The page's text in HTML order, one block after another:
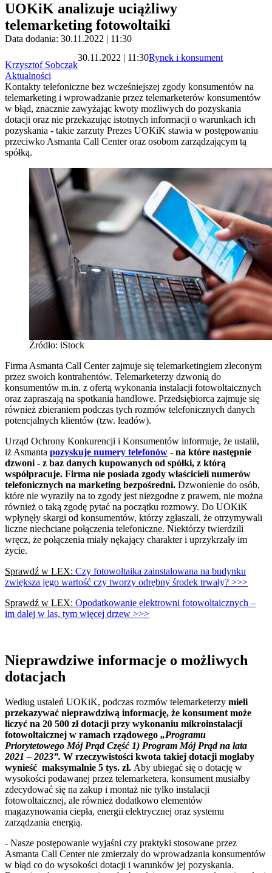
UOKiK analizuje uciążliwy
telemarketing fotowoltaiki
Data dodania: 30.11.2022 | 11:30
Krzysztof Sobczak
30.11.2022 | 11:30Rynek i konsument
Aktualności
Kontakty telefoniczne bez wcześniejszej zgody konsumentów na
telemarketing i wprowadzanie przez telemarketerów konsumentów
w błąd, znacznie zawyżając kwoty możliwych do pozyskania
dotacji oraz nie przekazując istotnych informacji o warunkach ich
pozyskania - takie zarzuty Prezes UOKiK stawia w postępowaniu
przeciwko Asmanta Call Center oraz osobom zarządzającym tą
spółką.
Źródło: iStock
Firma Asmanta Call Center zajmuje się telemarketingiem zleconym
przez swoich kontrahentów. Telemarketerzy dzwonią do
konsumentów m.in. z ofertą wykonania instalacji fotowoltaicznych
oraz zapraszają na spotkania handlowe. Przedsiębiorca zajmuje się
również zbieraniem podczas tych rozmów telefonicznych danych
potencjalnych klientów (tzw. leadów).
Urząd Ochrony Konkurencji i Konsumentów informuje, że ustalił,
iż Asmanta pozyskuje numery telefonów - na które następnie
dzwoni - z baz danych kupowanych od spółki, z którą
współpracuje. Firma nie posiada zgody właścicieli numerów
telefonicznych na marketing bezpośredni. Dzwonienie do osób,
które nie wyraziły na to zgody jest niezgodne z prawem, nie można
również o taką zgodę pytać na początku rozmowy. Do UOKiK
wpłynęły skargi od konsumentów, którzy zgłaszali, że otrzymywali
liczne niechciane połączenia telefoniczne. Niektórzy twierdzili
wręcz, że połączenia miały nękający charakter i uprzykrzały im
życie.
Sprawdź w LEX: Czy fotowoltaika zainstalowana na budynku
zwiększa jego wartość czy tworzy odrębny środek trwały? >>>
Sprawdź w LEX: Opodatkowanie elektrowni fotowoltaicznych –
im dalej w las, tym więcej drzew >>>
Nieprawdziwe informacje o możliwych
dotacjach
Według ustaleń UOKiK, podczas rozmów telemarketerzy mieli
przekazywać nieprawdziwą informację, że konsument może
liczyć na 20 500 zł dotacji przy wykonaniu mikroinstalacji
fotowoltaicznej w ramach rządowego „Programu
Priorytetowego Mój Prąd Część 1) Program Mój Prąd na lata
2021 – 2023”. W rzeczywistości kwota takiej dotacji mogłaby
wynieść maksymalnie 5 tys. zł. Aby ubiegać się o dotację w
wysokości podawanej przez telemarketera, konsument musiałby
zdecydować się na zakup i montaż nie tylko instalacji
fotowoltaicznej, ale również dodatkowo elementów
magazynowania ciepła, energii elektrycznej oraz systemu
zarządzania energią.
- Nasze postępowanie wyjaśni czy praktyki stosowane przez
Asmanta Call Center nie zmierzały do wprowadzania konsumentów
w błąd co do wysokości dotacji i warunków jej pozyskania.